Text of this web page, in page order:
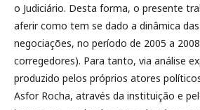
o Judiciário. Desta forma, o presente
aferir como tem se dado a dinâmica
negociações, no período de 2005 a
corregedores). Para tanto, via análise
produzido pelos próprios atores
Asfor Rocha, através da instituição e